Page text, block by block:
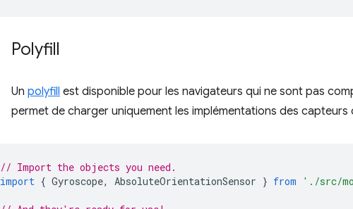
Polyfill
Un polyfill est disponible pour les navigateurs qui ne sont pas
permet de charger uniquement les implémentations des capteurs
// Import the objects you need.
import { Gyroscope, AbsoluteOrientationSensor } from './src/